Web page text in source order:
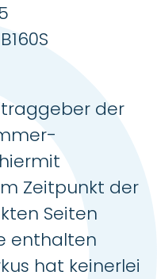
der
Zeitpunkt der
Seiten
enthalten
hat keinerlei